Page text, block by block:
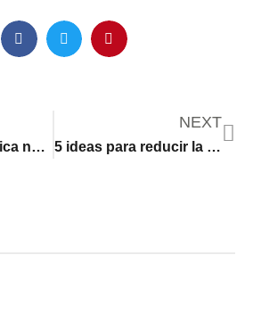
La violencia política nunca será el camino
NEXT
5 ideas para reducir la factura eléctrica este verano